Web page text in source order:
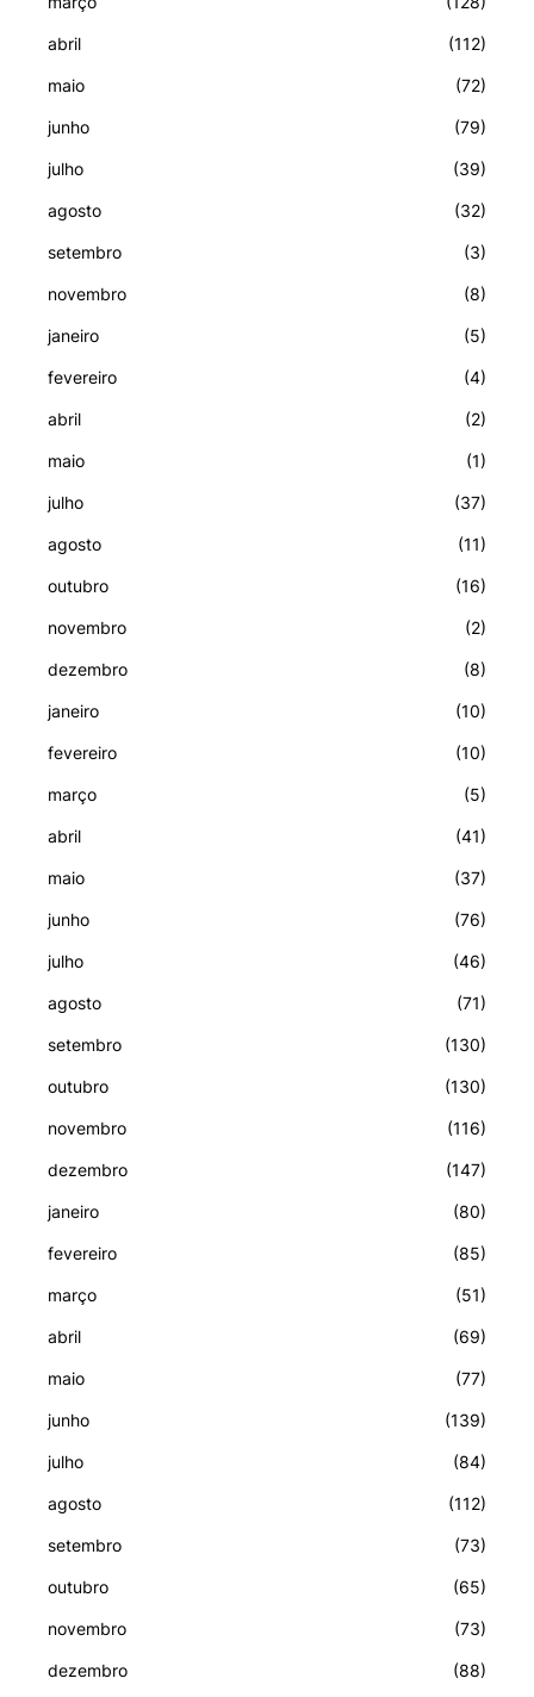
abril (112)
maio (72)
junho (79)
julho (39)
agosto (32)
setembro (3)
novembro (8)
janeiro (5)
fevereiro (4)
abril (2)
maio (1)
julho (37)
agosto (11)
outubro (16)
novembro (2)
dezembro (8)
janeiro (10)
fevereiro (10)
março (5)
abril (41)
maio (37)
junho (76)
julho (46)
agosto (71)
setembro (130)
outubro (130)
novembro (116)
dezembro (147)
janeiro (80)
fevereiro (85)
março (51)
abril (69)
maio (77)
junho (139)
julho (84)
agosto (112)
setembro (73)
outubro (65)
novembro (73)
dezembro (88)